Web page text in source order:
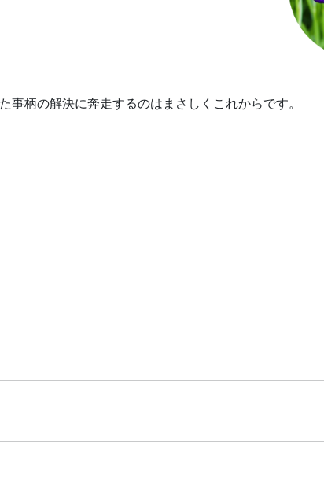
柄の解決に奔走するのはまさしくこれからです。